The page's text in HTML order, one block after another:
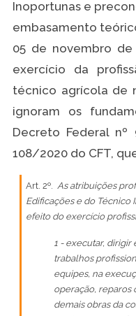
Inoportunas e
embasamento
05 de novembro
exercício da
técnico agrícola de
ignoram os
Decreto Federal nº
108/2020 do CFT,
Art. 2º. As atribuições
Edificações e do Técnico
efeito do exercício
1 - executar, dirigir
trabalhos
equipes, na
operação, reparos
demais obras da